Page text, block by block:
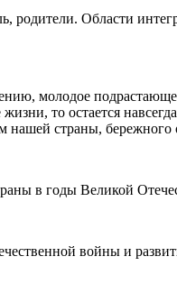
родители. Области
молодое
то остается
нашей страны,
в годы Великой
войны и